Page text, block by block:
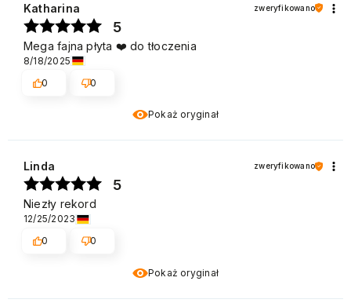
Pokaż oryginał
Katharina zweryfikowano
5
Mega fajna płyta ❤️ do tłoczenia
8/18/2025
0
0
Pokaż oryginał
Linda zweryfikowano
5
Niezły rekord
12/25/2023
0
0